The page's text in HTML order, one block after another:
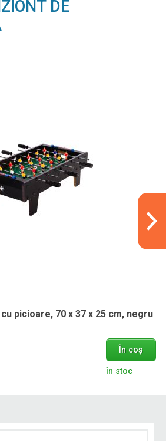
DE
picioare, 70 x 37 x 25 cm, negru
În coș
în stoc